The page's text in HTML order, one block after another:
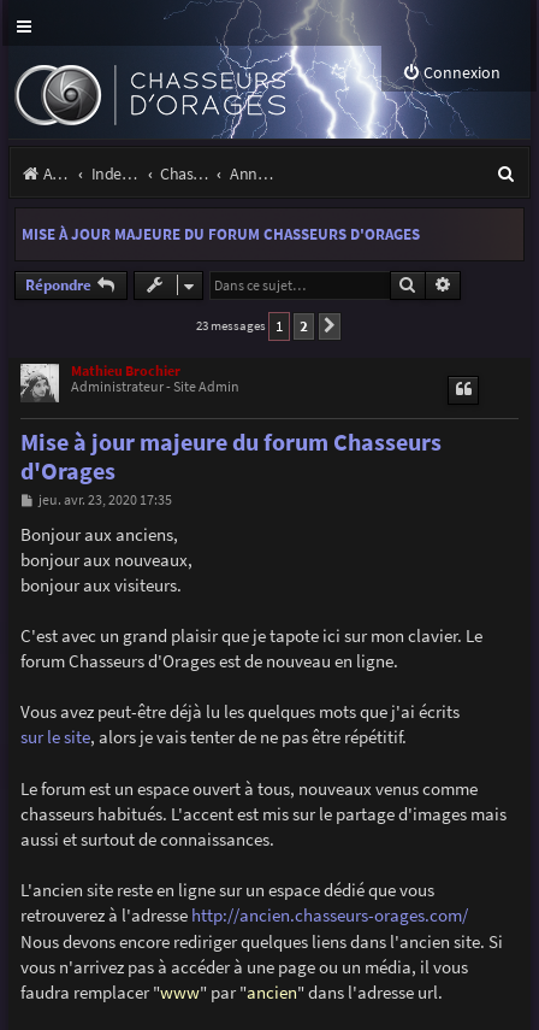
Connexion
Accueil Index du forum Chasseurs d'Orages Annonces, actualités et information du site et du forum
e
h
MISE À JOUR MAJEURE DU FORUM CHASSEURS D'ORAGES
Répondre Rechercher
23 messages 1 2
Mathieu Brochier
Administrateur - Site Admin
Mise à jour majeure du forum Chasseurs
d'Orages
M
s
s
a
e
jeu. avr. 23, 2020 17:35
Bonjour aux anciens,
bonjour aux nouveaux,
bonjour aux visiteurs.
C'est avec un grand plaisir que je tapote ici sur mon clavier. Le
forum Chasseurs d'Orages est de nouveau en ligne.
Vous avez peut-être déjà lu les quelques mots que j'ai écrits
sur le site, alors je vais tenter de ne pas être répétitif.
Le forum est un espace ouvert à tous, nouveaux venus comme
chasseurs habitués. L'accent est mis sur le partage d'images mais
aussi et surtout de connaissances.
L'ancien site reste en ligne sur un espace dédié que vous
retrouverez à l'adresse http://ancien.chasseurs-orages.com/
Nous devons encore rediriger quelques liens dans l'ancien site. Si
vous n'arrivez pas à accéder à une page ou un média, il vous
faudra remplacer "www" par "ancien" dans l'adresse url.